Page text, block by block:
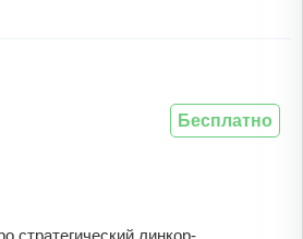
стратегический линкор-
Бесплатно